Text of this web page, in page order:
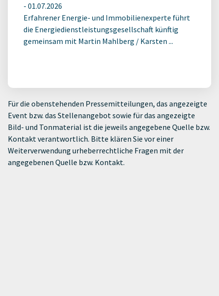
- 01.07.2026
Erfahrener Energie- und Immobilienexperte führt
die Energiedienstleistungsgesellschaft künftig
gemeinsam mit Martin Mahlberg / Karsten ...
Für die obenstehenden Pressemitteilungen, das angezeigte
Event bzw. das Stellenangebot sowie für das angezeigte
Bild- und Tonmaterial ist die jeweils angegebene Quelle bzw.
Kontakt verantwortlich. Bitte klären Sie vor einer
Weiterverwendung urheberrechtliche Fragen mit der
angegebenen Quelle bzw. Kontakt.